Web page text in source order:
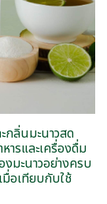
กลิ่นมะนาวสด
ารและเครื่องดื่ม
งมะนาวอย่างครบ
มื่อเทียบกับใช้